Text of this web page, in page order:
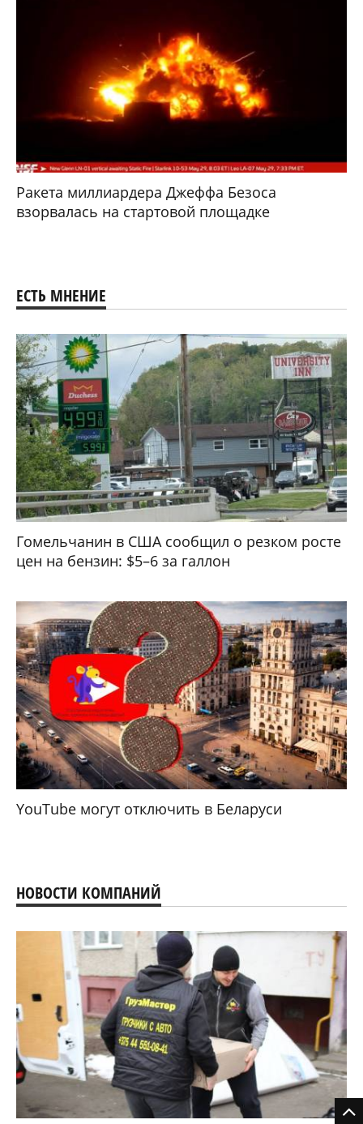
Ракета миллиардера Джеффа Безоса
взорвалась на стартовой площадке
ЕСТЬ МНЕНИЕ
Гомельчанин в США сообщил о резком росте
цен на бензин: $5–6 за галлон
YouTube могут отключить в Беларуси
НОВОСТИ КОМПАНИЙ